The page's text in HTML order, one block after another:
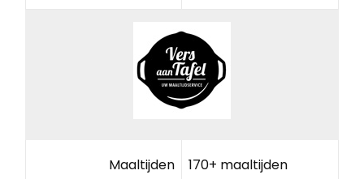
Maaltijden 170+ maaltijden